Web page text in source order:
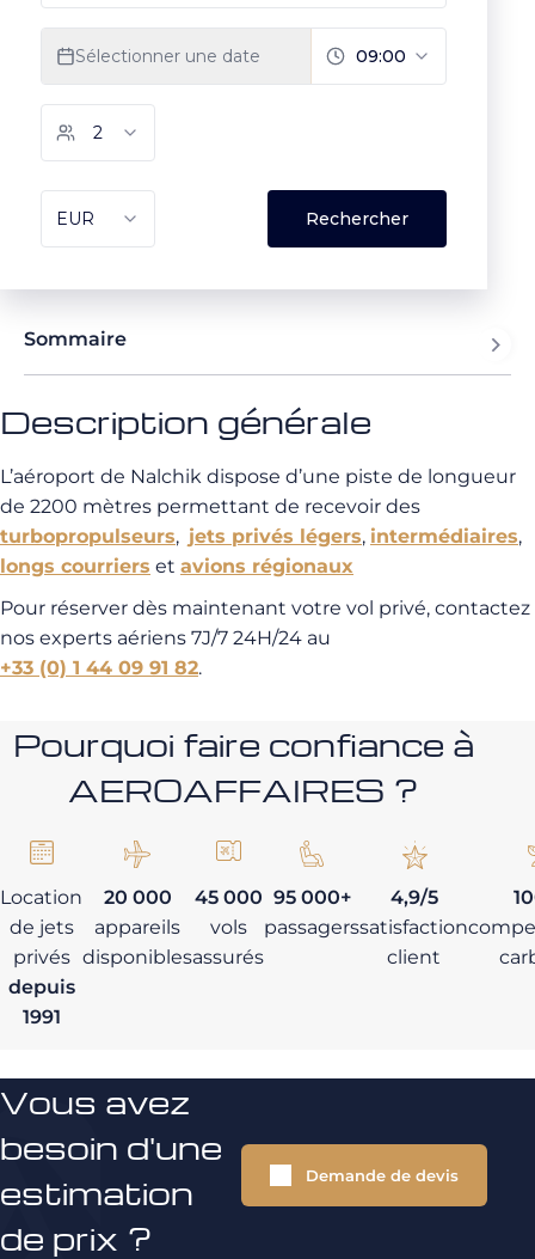
Sommaire
Description générale
L’aéroport de Nalchik dispose d’une piste de longueur
de 2200 mètres permettant de recevoir des
turbopropulseurs, jets privés légers, intermédiaires,
longs courriers et avions régionaux
Pour réserver dès maintenant votre vol privé, contactez
nos experts aériens 7J/7 24H/24 au
+33 (0) 1 44 09 91 82.
Pourquoi faire confiance à
AEROAFFAIRES ?
Location
de jets
privés
depuis
1991
20 000
appareils
disponibles
45 000
vols
assurés
95 000+
passagers
4,9/5
satisfaction
client
Vous avez
besoin d'une
estimation
de prix ?
Demande de devis